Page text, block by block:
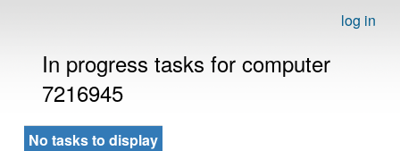
log in
In progress tasks for computer
7216945
No tasks to display